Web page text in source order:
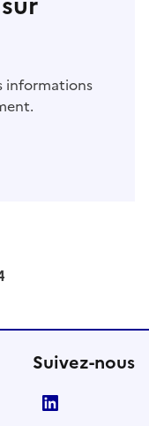
informations
Suivez-nous